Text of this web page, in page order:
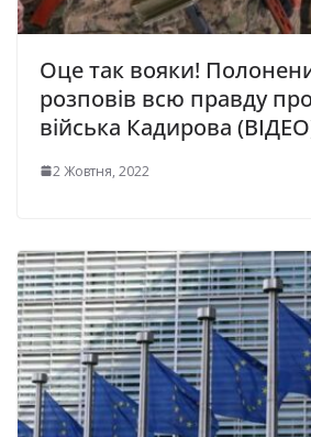
Оце так вояки!
розповів всю правду про
війська Кадирова
2 Жовтня, 2022